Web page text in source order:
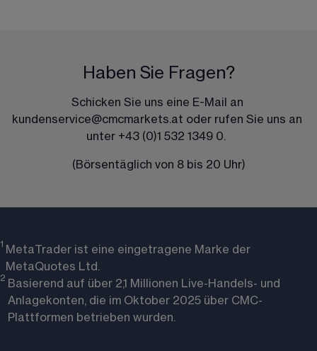
Haben Sie Fragen?
Schicken Sie uns eine E-Mail an
kundenservice@cmcmarkets.at oder rufen Sie uns an
unter +43 (0)1 532 1349 0.
(Börsentäglich von 8 bis 20 Uhr)
1 MetaTrader ist eine eingetragene Marke der
MetaQuotes Ltd.
2 Basierend auf über 2,1 Millionen Live-Handels- und
Anlagekonten, die im Oktober 2025 über CMC-
Plattformen betrieben wurden.